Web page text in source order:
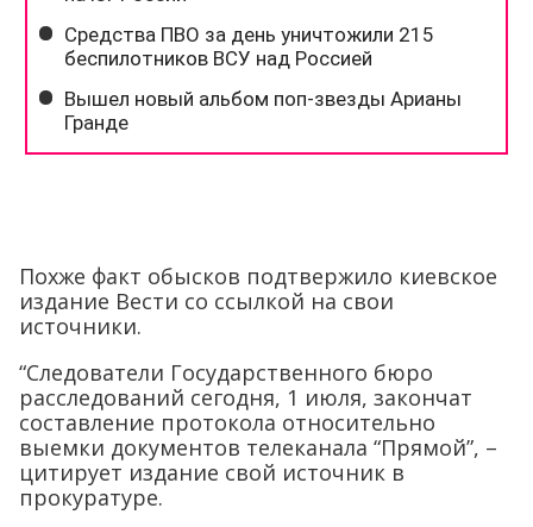
Похже факт обысков подтвержило киевское
издание Вести со ссылкой на свои
источники.
“Следователи Государственного бюро
расследований сегодня, 1 июля, закончат
составление протокола относительно
выемки документов телеканала “Прямой”, –
цитирует издание свой источник в
прокуратуре.